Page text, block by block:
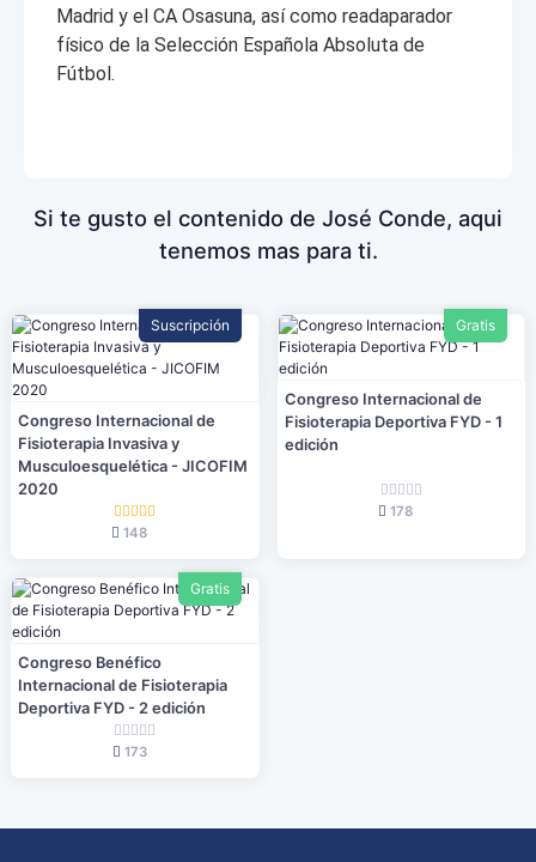
Madrid y el CA Osasuna, así como readaparador
físico de la Selección Española Absoluta de
Fútbol.
Si te gusto el contenido de José Conde, aqui
tenemos mas para ti.
Suscripción
Congreso Internacional de
Fisioterapia Invasiva y
Musculoesquelética - JICOFIM
2020
148
Gratis
Congreso Internacional de
Fisioterapia Deportiva FYD - 1
edición
178
Gratis
Congreso Benéfico
Internacional de Fisioterapia
Deportiva FYD - 2 edición
173